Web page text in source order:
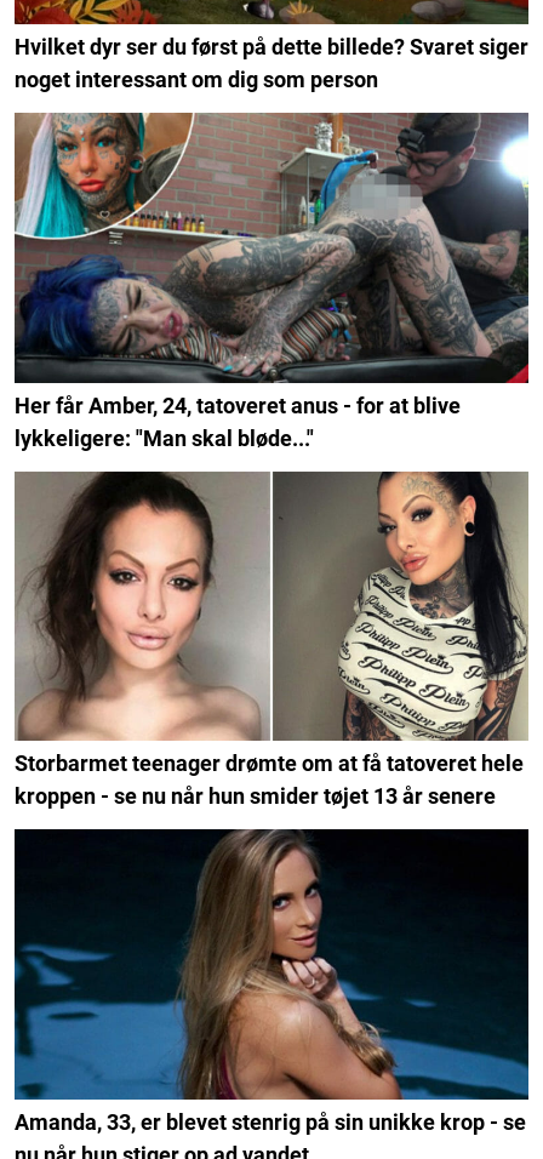
Hvilket dyr ser du først på dette billede? Svaret siger
noget interessant om dig som person
Her får Amber, 24, tatoveret anus - for at blive
lykkeligere: "Man skal bløde..."
Storbarmet teenager drømte om at få tatoveret hele
kroppen - se nu når hun smider tøjet 13 år senere
Amanda, 33, er blevet stenrig på sin unikke krop - se